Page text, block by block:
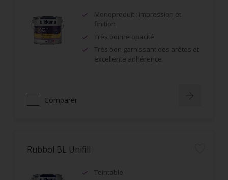
Monoproduit : impression et
finition
Très bonne opacité
Très bon garnissant des arêtes et
excellente adhérence
Comparer
Rubbol BL Unifill
Teintable